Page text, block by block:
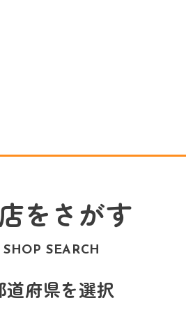
をさがす
SHOP SEARCH
道府県を選択